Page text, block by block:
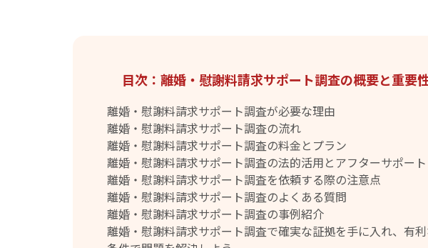
目次：離婚・慰謝料請求サポート調査の概要と重要
離婚・慰謝料請求サポート調査が必要な理由
離婚・慰謝料請求サポート調査の流れ
離婚・慰謝料請求サポート調査の料金とプラン
離婚・慰謝料請求サポート調査の法的活用とアフターサポート
離婚・慰謝料請求サポート調査を依頼する際の注意点
離婚・慰謝料請求サポート調査のよくある質問
離婚・慰謝料請求サポート調査の事例紹介
離婚・慰謝料請求サポート調査で確実な証拠を手に入れ、有